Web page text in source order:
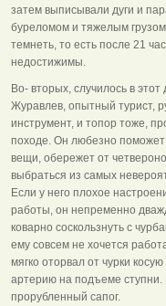
затем выписывали дуги и
буреломом и тяжелым
темнеть, то есть после 21
недостижимы.
Во- вторых, случилось в
Журавлев, опытный турист,
инструмент, и топор тоже,
походе. Он любезно поможет
вещи, обережет от
выбраться из самых
Если у него плохое
работы, он непременно
коварно соскользнуть с
ему совсем не хочется
мягко оторвал от чурки
артерию на подъеме ступни.
прорубленный сапог.